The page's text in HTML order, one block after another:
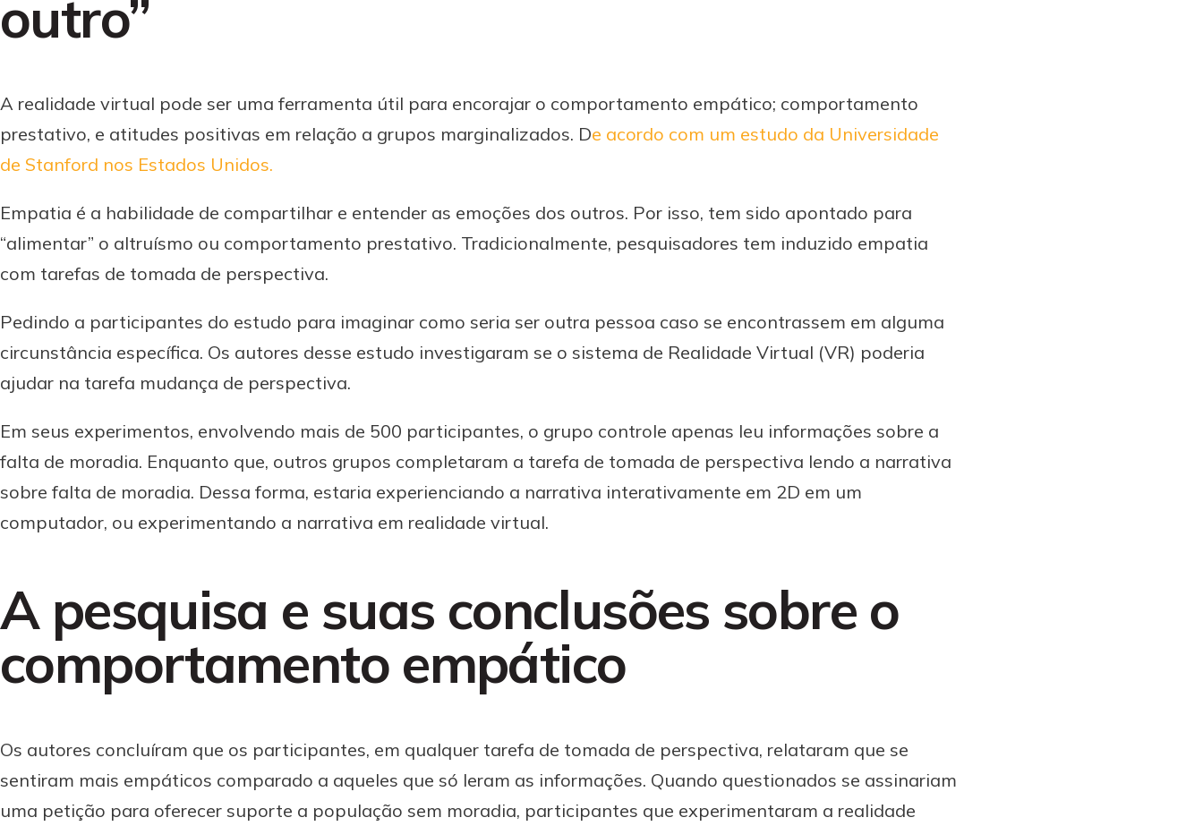
outro”
A realidade virtual pode ser uma ferramenta útil para encorajar o comportamento empático; comportamento
prestativo, e atitudes positivas em relação a grupos marginalizados. De acordo com um estudo da Universidade
de Stanford nos Estados Unidos.
Empatia é a habilidade de compartilhar e entender as emoções dos outros. Por isso, tem sido apontado para
“alimentar” o altruísmo ou comportamento prestativo. Tradicionalmente, pesquisadores tem induzido empatia
com tarefas de tomada de perspectiva.
Pedindo a participantes do estudo para imaginar como seria ser outra pessoa caso se encontrassem em alguma
circunstância específica. Os autores desse estudo investigaram se o sistema de Realidade Virtual (VR) poderia
ajudar na tarefa mudança de perspectiva.
Em seus experimentos, envolvendo mais de 500 participantes, o grupo controle apenas leu informações sobre a
falta de moradia. Enquanto que, outros grupos completaram a tarefa de tomada de perspectiva lendo a narrativa
sobre falta de moradia. Dessa forma, estaria experienciando a narrativa interativamente em 2D em um
computador, ou experimentando a narrativa em realidade virtual.
A pesquisa e suas conclusões sobre o
comportamento empático
Os autores concluíram que os participantes, em qualquer tarefa de tomada de perspectiva, relataram que se
sentiram mais empáticos comparado a aqueles que só leram as informações. Quando questionados se assinariam
uma petição para oferecer suporte a população sem moradia, participantes que experimentaram a realidade